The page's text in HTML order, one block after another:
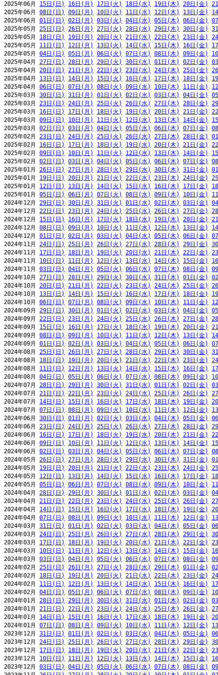
2025年06月 15日(日) 16日(月) 17日(火) 18日(水) 19日(木) 20日(金)
2025年06月 08日(日) 09日(月) 10日(火) 11日(水) 12日(木) 13日(金)
2025年06月 01日(日) 02日(月) 03日(火) 04日(水) 05日(木) 06日(金)
2025年05月 25日(日) 26日(月) 27日(火) 28日(水) 29日(木) 30日(金)
2025年05月 18日(日) 19日(月) 20日(火) 21日(水) 22日(木) 23日(金)
2025年05月 11日(日) 12日(月) 13日(火) 14日(水) 15日(木) 16日(金)
2025年05月 04日(日) 05日(月) 06日(火) 07日(水) 08日(木) 09日(金)
2025年04月 27日(日) 28日(月) 29日(火) 30日(水) 01日(木) 02日(金)
2025年04月 20日(日) 21日(月) 22日(火) 23日(水) 24日(木) 25日(金)
2025年04月 13日(日) 14日(月) 15日(火) 16日(水) 17日(木) 18日(金)
2025年04月 06日(日) 07日(月) 08日(火) 09日(水) 10日(木) 11日(金)
2025年03月 30日(日) 31日(月) 01日(火) 02日(水) 03日(木) 04日(金)
2025年03月 23日(日) 24日(月) 25日(火) 26日(水) 27日(木) 28日(金)
2025年03月 16日(日) 17日(月) 18日(火) 19日(水) 20日(木) 21日(金)
2025年03月 09日(日) 10日(月) 11日(火) 12日(水) 13日(木) 14日(金)
2025年03月 02日(日) 03日(月) 04日(火) 05日(水) 06日(木) 07日(金)
2025年02月 23日(日) 24日(月) 25日(火) 26日(水) 27日(木) 28日(金)
2025年02月 16日(日) 17日(月) 18日(火) 19日(水) 20日(木) 21日(金)
2025年02月 09日(日) 10日(月) 11日(火) 12日(水) 13日(木) 14日(金)
2025年02月 02日(日) 03日(月) 04日(火) 05日(水) 06日(木) 07日(金)
2025年01月 26日(日) 27日(月) 28日(火) 29日(水) 30日(木) 31日(金)
2025年01月 19日(日) 20日(月) 21日(火) 22日(水) 23日(木) 24日(金)
2025年01月 12日(日) 13日(月) 14日(火) 15日(水) 16日(木) 17日(金)
2025年01月 05日(日) 06日(月) 07日(火) 08日(水) 09日(木) 10日(金)
2024年12月 29日(日) 30日(月) 31日(火) 01日(水) 02日(木) 03日(金)
2024年12月 22日(日) 23日(月) 24日(火) 25日(水) 26日(木) 27日(金)
2024年12月 15日(日) 16日(月) 17日(火) 18日(水) 19日(木) 20日(金)
2024年12月 08日(日) 09日(月) 10日(火) 11日(水) 12日(木) 13日(金)
2024年12月 01日(日) 02日(月) 03日(火) 04日(水) 05日(木) 06日(金)
2024年11月 24日(日) 25日(月) 26日(火) 27日(水) 28日(木) 29日(金)
2024年11月 17日(日) 18日(月) 19日(火) 20日(水) 21日(木) 22日(金)
2024年11月 10日(日) 11日(月) 12日(火) 13日(水) 14日(木) 15日(金)
2024年11月 03日(日) 04日(月) 05日(火) 06日(水) 07日(木) 08日(金)
2024年10月 27日(日) 28日(月) 29日(火) 30日(水) 31日(木) 01日(金)
2024年10月 20日(日) 21日(月) 22日(火) 23日(水) 24日(木) 25日(金)
2024年10月 13日(日) 14日(月) 15日(火) 16日(水) 17日(木) 18日(金)
2024年10月 06日(日) 07日(月) 08日(火) 09日(水) 10日(木) 11日(金)
2024年09月 29日(日) 30日(月) 01日(火) 02日(水) 03日(木) 04日(金)
2024年09月 22日(日) 23日(月) 24日(火) 25日(水) 26日(木) 27日(金)
2024年09月 15日(日) 16日(月) 17日(火) 18日(水) 19日(木) 20日(金)
2024年09月 08日(日) 09日(月) 10日(火) 11日(水) 12日(木) 13日(金)
2024年09月 01日(日) 02日(月) 03日(火) 04日(水) 05日(木) 06日(金)
2024年08月 25日(日) 26日(月) 27日(火) 28日(水) 29日(木) 30日(金)
2024年08月 18日(日) 19日(月) 20日(火) 21日(水) 22日(木) 23日(金)
2024年08月 11日(日) 12日(月) 13日(火) 14日(水) 15日(木) 16日(金)
2024年08月 04日(日) 05日(月) 06日(火) 07日(水) 08日(木) 09日(金)
2024年07月 28日(日) 29日(月) 30日(火) 31日(水) 01日(木) 02日(金)
2024年07月 21日(日) 22日(月) 23日(火) 24日(水) 25日(木) 26日(金)
2024年07月 14日(日) 15日(月) 16日(火) 17日(水) 18日(木) 19日(金)
2024年07月 07日(日) 08日(月) 09日(火) 10日(水) 11日(木) 12日(金)
2024年06月 30日(日) 01日(月) 02日(火) 03日(水) 04日(木) 05日(金)
2024年06月 23日(日) 24日(月) 25日(火) 26日(水) 27日(木) 28日(金)
2024年06月 16日(日) 17日(月) 18日(火) 19日(水) 20日(木) 21日(金)
2024年06月 09日(日) 10日(月) 11日(火) 12日(水) 13日(木) 14日(金)
2024年06月 02日(日) 03日(月) 04日(火) 05日(水) 06日(木) 07日(金)
2024年05月 26日(日) 27日(月) 28日(火) 29日(水) 30日(木) 31日(金)
2024年05月 19日(日) 20日(月) 21日(火) 22日(水) 23日(木) 24日(金)
2024年05月 12日(日) 13日(月) 14日(火) 15日(水) 16日(木) 17日(金)
2024年05月 05日(日) 06日(月) 07日(火) 08日(水) 09日(木) 10日(金)
2024年04月 28日(日) 29日(月) 30日(火) 01日(水) 02日(木) 03日(金)
2024年04月 21日(日) 22日(月) 23日(火) 24日(水) 25日(木) 26日(金)
2024年04月 14日(日) 15日(月) 16日(火) 17日(水) 18日(木) 19日(金)
2024年04月 07日(日) 08日(月) 09日(火) 10日(水) 11日(木) 12日(金)
2024年03月 31日(日) 01日(月) 02日(火) 03日(水) 04日(木) 05日(金)
2024年03月 24日(日) 25日(月) 26日(火) 27日(水) 28日(木) 29日(金)
2024年03月 17日(日) 18日(月) 19日(火) 20日(水) 21日(木) 22日(金)
2024年03月 10日(日) 11日(月) 12日(火) 13日(水) 14日(木) 15日(金)
2024年03月 03日(日) 04日(月) 05日(火) 06日(水) 07日(木) 08日(金)
2024年02月 25日(日) 26日(月) 27日(火) 28日(水) 29日(木) 01日(金)
2024年02月 18日(日) 19日(月) 20日(火) 21日(水) 22日(木) 23日(金)
2024年02月 11日(日) 12日(月) 13日(火) 14日(水) 15日(木) 16日(金)
2024年02月 04日(日) 05日(月) 06日(火) 07日(水) 08日(木) 09日(金)
2024年01月 28日(日) 29日(月) 30日(火) 31日(水) 01日(木) 02日(金)
2024年01月 21日(日) 22日(月) 23日(火) 24日(水) 25日(木) 26日(金)
2024年01月 14日(日) 15日(月) 16日(火) 17日(水) 18日(木) 19日(金)
2024年01月 07日(日) 08日(月) 09日(火) 10日(水) 11日(木) 12日(金)
2023年12月 31日(日) 01日(月) 02日(火) 03日(水) 04日(木) 05日(金)
2023年12月 24日(日) 25日(月) 26日(火) 27日(水) 28日(木) 29日(金)
2023年12月 17日(日) 18日(月) 19日(火) 20日(水) 21日(木) 22日(金)
2023年12月 10日(日) 11日(月) 12日(火) 13日(水) 14日(木) 15日(金)
2023年12月 03日(日) 04日(月) 05日(火) 06日(水) 07日(木) 08日(金)